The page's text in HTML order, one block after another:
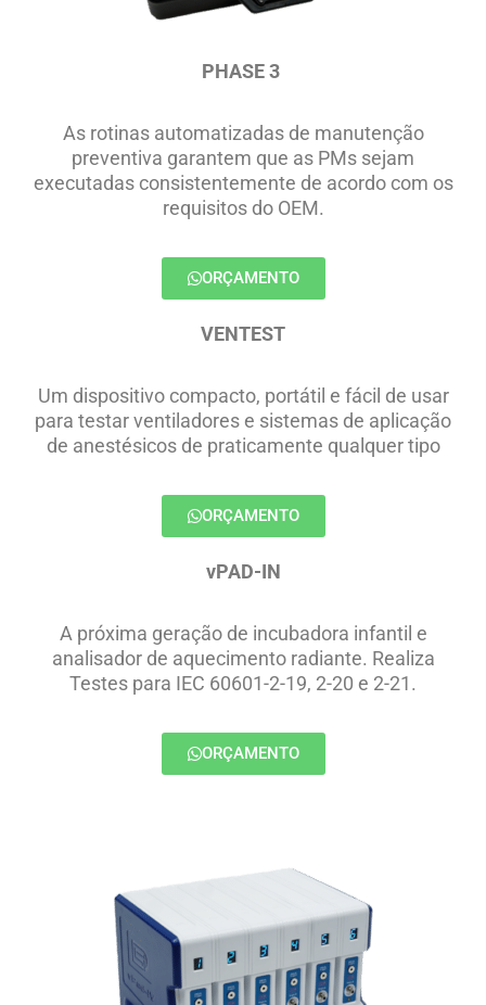
PHASE 3
As rotinas automatizadas de manutenção
preventiva garantem que as PMs sejam
executadas consistentemente de acordo com os
requisitos do OEM.
ORÇAMENTO
VENTEST
Um dispositivo compacto, portátil e fácil de usar
para testar ventiladores e sistemas de aplicação
de anestésicos de praticamente qualquer tipo
ORÇAMENTO
vPAD-IN
A próxima geração de incubadora infantil e
analisador de aquecimento radiante. Realiza
Testes para IEC 60601-2-19, 2-20 e 2-21.
ORÇAMENTO